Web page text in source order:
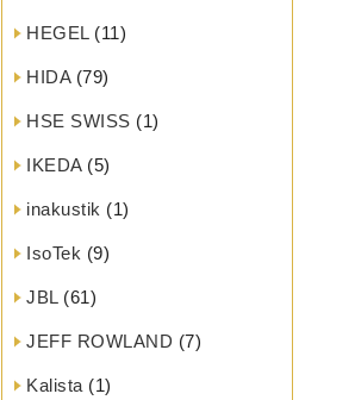
HEGEL(11)
HIDA(79)
HSE SWISS (1)
IKEDA(5)
inakustik (1)
IsoTek (9)
JBL(61)
JEFF ROWLAND (7)
Kalista (1)